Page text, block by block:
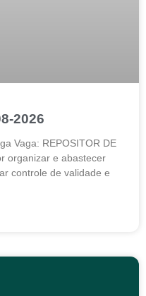
2026
Vaga: REPOSITOR DE
organizar e abastecer
controle de validade e